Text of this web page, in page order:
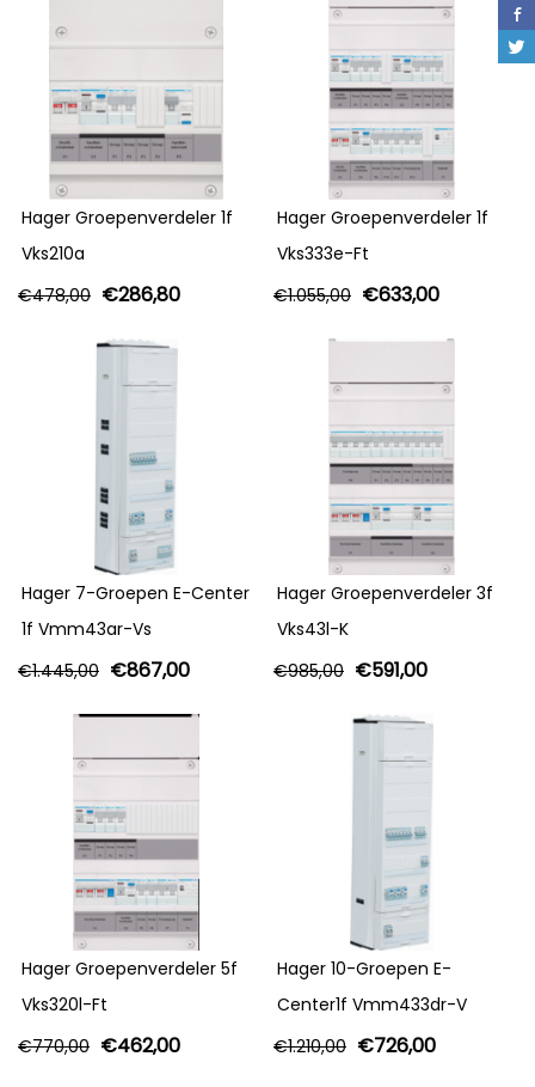
Hager Groepenverdeler 1f
Vks210a
€478,00 €286,80
Hager Groepenverdeler 1f
Vks333e-Ft
€1.055,00 €633,00
Hager 7-Groepen E-Center
1f Vmm43ar-Vs
€1.445,00 €867,00
Hager Groepenverdeler 3f
Vks43l-K
€985,00 €591,00
Hager Groepenverdeler 5f
Vks320l-Ft
€770,00 €462,00
Hager 10-Groepen E-
Center1f Vmm433dr-V
€1.210,00 €726,00